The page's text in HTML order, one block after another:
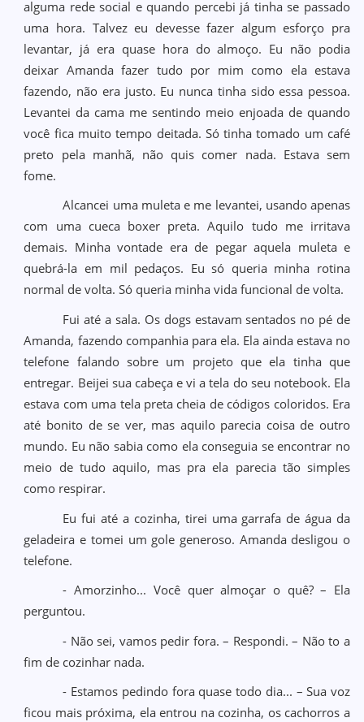
alguma rede social e quando percebi já tinha se passado
uma hora. Talvez eu devesse fazer algum esforço pra
levantar, já era quase hora do almoço. Eu não podia
deixar Amanda fazer tudo por mim como ela estava
fazendo, não era justo. Eu nunca tinha sido essa pessoa.
Levantei da cama me sentindo meio enjoada de quando
você fica muito tempo deitada. Só tinha tomado um café
preto pela manhã, não quis comer nada. Estava sem
fome.
Alcancei uma muleta e me levantei, usando apenas
com uma cueca boxer preta. Aquilo tudo me irritava
demais. Minha vontade era de pegar aquela muleta e
quebrá-la em mil pedaços. Eu só queria minha rotina
normal de volta. Só queria minha vida funcional de volta.
Fui até a sala. Os dogs estavam sentados no pé de
Amanda, fazendo companhia para ela. Ela ainda estava no
telefone falando sobre um projeto que ela tinha que
entregar. Beijei sua cabeça e vi a tela do seu notebook. Ela
estava com uma tela preta cheia de códigos coloridos. Era
até bonito de se ver, mas aquilo parecia coisa de outro
mundo. Eu não sabia como ela conseguia se encontrar no
meio de tudo aquilo, mas pra ela parecia tão simples
como respirar.
Eu fui até a cozinha, tirei uma garrafa de água da
geladeira e tomei um gole generoso. Amanda desligou o
telefone.
- Amorzinho... Você quer almoçar o quê? – Ela
perguntou.
- Não sei, vamos pedir fora. – Respondi. – Não to a
fim de cozinhar nada.
- Estamos pedindo fora quase todo dia... – Sua voz
ficou mais próxima, ela entrou na cozinha, os cachorros a